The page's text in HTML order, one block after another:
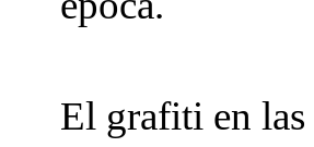
El grafiti en las